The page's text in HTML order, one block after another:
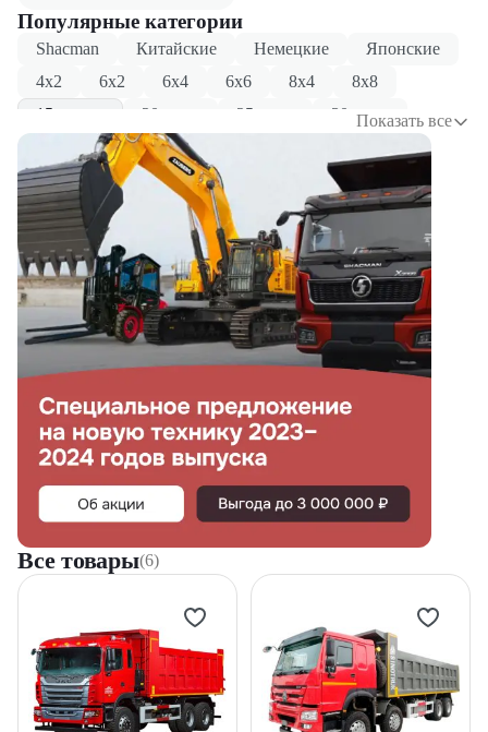
Популярные категории
Shacman Китайские Немецкие
Японские
4x2
6x2 6x4 6x6 8x4
8x8
15 тонн
20 тонн 25 тонн
30 тонн
Трехосные
Четырехосные
Показать все
Все товары(6)